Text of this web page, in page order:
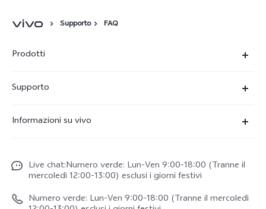
Supporto FAQ
Prodotti
X300
V70 FE
vivo Watch GT 2
Supporto
Funtouch OS
Informazioni su vivo
Lavori con noi
Netiquette vivo
Live chat:Numero verde: Lun-Ven 9:00-18:00 (Tranne il
mercoledì 12:00-13:00) esclusi i giorni festivi
Numero verde: Lun-Ven 9:00-18:00 (Tranne il mercoledì